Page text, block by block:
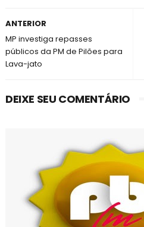
ANTERIOR
MP investiga repasses
públicos da PM de Pilões para
Lava-jato
DEIXE SEU COMENTÁRIO